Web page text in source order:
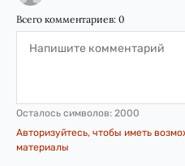
Всего комментариев: 0
Осталось символов: 2000
Авторизуйтесь, чтобы иметь
материалы